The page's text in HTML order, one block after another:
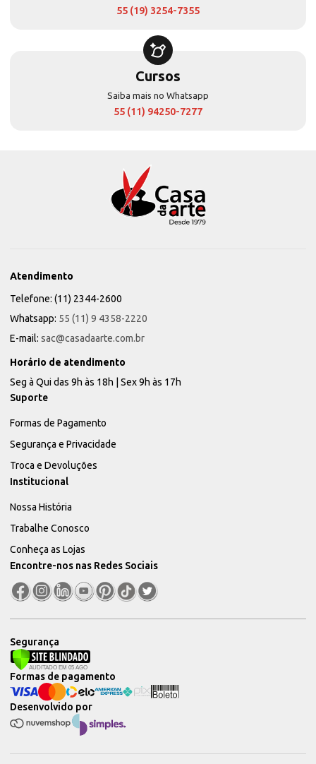
55 (19) 3254-7355
Cursos
Saiba mais no Whatsapp
55 (11) 94250-7277
Atendimento
Telefone: (11) 2344-2600
Whatsapp: 55 (11) 9 4358-2220
E-mail: sac@casadaarte.com.br
Horário de atendimento
Seg à Qui das 9h às 18h | Sex 9h às 17h
Suporte
Formas de Pagamento
Segurança e Privacidade
Troca e Devoluções
Institucional
Nossa História
Trabalhe Conosco
Conheça as Lojas
Encontre-nos nas Redes Sociais
Segurança
Desenvolvido por
Formas de pagamento